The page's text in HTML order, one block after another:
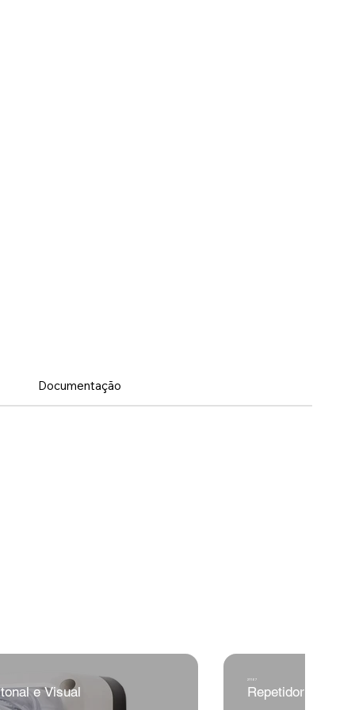
Documentação
e Visual
21167
Repetidor AC